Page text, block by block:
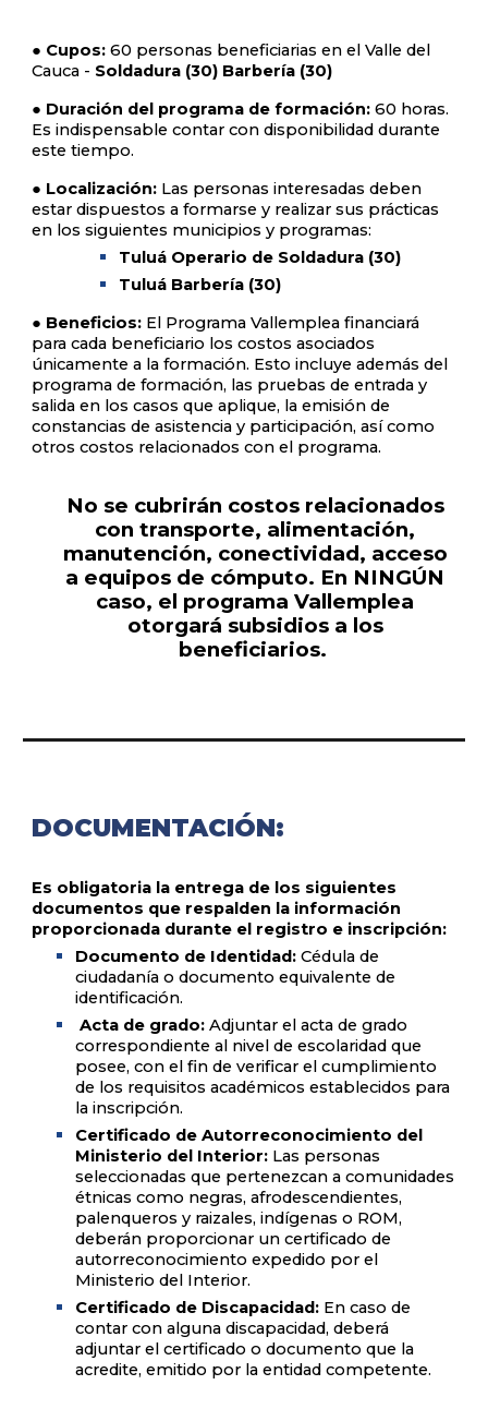
● Cupos:60 personas beneficiarias en el Valle del
Cauca - Soldadura (30) Barbería (30)
● Duración del programa de formación: 60 horas.
Es indispensable contar con disponibilidad durante
este tiempo.
● Localización: Las personas interesadas deben
estar dispuestos a formarse y realizar sus prácticas
en los siguientes municipios y programas:
Tuluá Operario de Soldadura (30)
Tuluá Barbería (30)
● Beneficios: El Programa Vallemplea financiará
para cada beneficiario los costos asociados
únicamente a la formación. Esto incluye además del
programa de formación, las pruebas de entrada y
salida en los casos que aplique, la emisión de
constancias de asistencia y participación, así como
otros costos relacionados con el programa.
No se cubrirán costos relacionados
con transporte, alimentación,
manutención, conectividad, acceso
a equipos de cómputo. En NINGÚN
caso, el programa Vallemplea
otorgará subsidios a los
beneficiarios.
DOCUMENTACIÓN:
Es obligatoria la entrega de los siguientes
documentos que respalden la información
proporcionada durante el registro e inscripción:
Documento de Identidad: Cédula de
ciudadanía o documento equivalente de
identificación.
Acta de grado:Adjuntar el acta de grado
correspondiente al nivel de escolaridad que
posee, con el fin de verificar el cumplimiento
de los requisitos académicos establecidos para
la inscripción.
Certificado de Autorreconocimiento del
Ministerio del Interior: Las personas
seleccionadas que pertenezcan a comunidades
étnicas como negras, afrodescendientes,
palenqueros y raizales, indígenas o ROM,
deberán proporcionar un certificado de
autorreconocimiento expedido por el
Ministerio del Interior.
Certificado de Discapacidad: En caso de
contar con alguna discapacidad, deberá
adjuntar el certificado o documento que la
acredite, emitido por la entidad competente.